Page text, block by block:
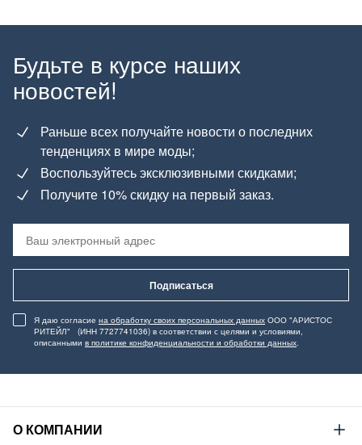
Будьте в курсе наших
новостей!
Раньше всех получайте новости о последних
тенденциях в мире моды;
Воспользуйтесь эксклюзивными скидками;
Получите 10% скидку на первый заказ.
Подписаться
Я даю согласие на обработку своих персональных данных ООО "АРИСТОС
РИТЕЙЛ" (ИНН 7727741036) в соответствии с целями и условиями,
описанными в политике конфиденциальности и обработки данных.
О КОМПАНИИ